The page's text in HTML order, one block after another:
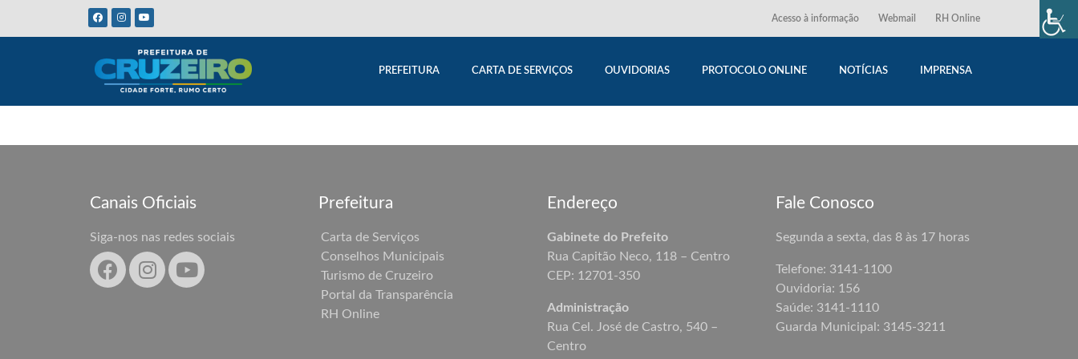
Acesso à informação Webmail RH Online
PREFEITURA CARTA DE SERVIÇOS OUVIDORIAS PROTOCOLO ONLINE NOTÍCIAS IMPRENSA
Canais Oficiais
Siga-nos nas redes sociais
Prefeitura
Carta de Serviços
Conselhos Municipais
Turismo de Cruzeiro
Portal da Transparência
RH Online
Endereço
Gabinete do Prefeito
Rua Capitão Neco, 118 – Centro
CEP: 12701-350
Administração
Rua Cel. José de Castro, 540 –
Centro
Fale Conosco
Segunda a sexta, das 8 às 17 horas
Telefone: 3141-1100
Ouvidoria: 156
Saúde: 3141-1110
Guarda Municipal: 3145-3211